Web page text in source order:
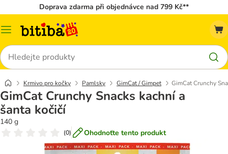
Doprava zdarma při objednávce nad 799 Kč**
Kategorie
Hledat
Krmivo pro kočky Pamlsky GimCat / Gimpet GimCat Crunchy
GimCat Crunchy Snacks kachní a
šanta kočičí
140 g
(0) Ohodnoťte tento produkt